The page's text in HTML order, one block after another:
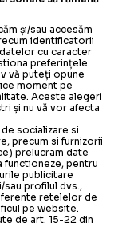
(21,45)
08.12.2009
dar Stuttgart
31.10.2009
Hamburg
29.09.2009
zilei
28.09.2009
si trebuie
și/sau accesăm
identificatorii
cu caracter
preferințele
vă puteți opune
moment pe
Aceste alegeri
și nu vă vor afecta
socializare si
precum si furnizorii
prelucram date
functioneze, pentru
publicitare
sau profilul dvs.,
retelelor de
pe website.
de art. 15-22 din